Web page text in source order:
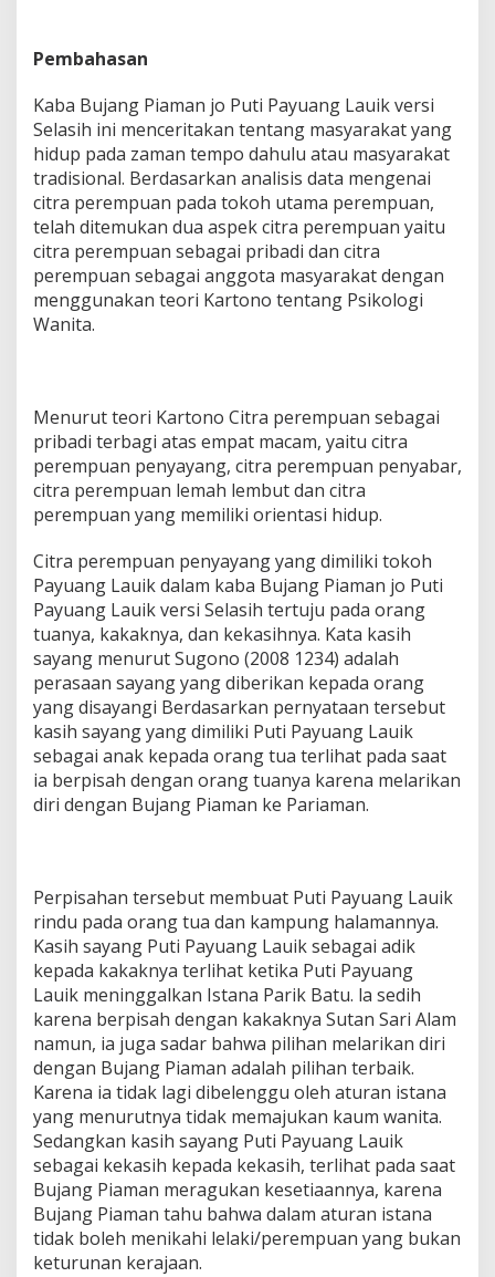
Pembahasan
Kaba Bujang Piaman jo Puti Payuang Lauik versi
Selasih ini menceritakan tentang masyarakat yang
hidup pada zaman tempo dahulu atau masyarakat
tradisional. Berdasarkan analisis data mengenai
citra perempuan pada tokoh utama perempuan,
telah ditemukan dua aspek citra perempuan yaitu
citra perempuan sebagai pribadi dan citra
perempuan sebagai anggota masyarakat dengan
menggunakan teori Kartono tentang Psikologi
Wanita.
Menurut teori Kartono Citra perempuan sebagai
pribadi terbagi atas empat macam, yaitu citra
perempuan penyayang, citra perempuan penyabar,
citra perempuan lemah lembut dan citra
perempuan yang memiliki orientasi hidup.
Citra perempuan penyayang yang dimiliki tokoh
Payuang Lauik dalam kaba Bujang Piaman jo Puti
Payuang Lauik versi Selasih tertuju pada orang
tuanya, kakaknya, dan kekasihnya. Kata kasih
sayang menurut Sugono (2008 1234) adalah
perasaan sayang yang diberikan kepada orang
yang disayangi Berdasarkan pernyataan tersebut
kasih sayang yang dimiliki Puti Payuang Lauik
sebagai anak kepada orang tua terlihat pada saat
ia berpisah dengan orang tuanya karena melarikan
diri dengan Bujang Piaman ke Pariaman.
Perpisahan tersebut membuat Puti Payuang Lauik
rindu pada orang tua dan kampung halamannya.
Kasih sayang Puti Payuang Lauik sebagai adik
kepada kakaknya terlihat ketika Puti Payuang
Lauik meninggalkan Istana Parik Batu. la sedih
karena berpisah dengan kakaknya Sutan Sari Alam
namun, ia juga sadar bahwa pilihan melarikan diri
dengan Bujang Piaman adalah pilihan terbaik.
Karena ia tidak lagi dibelenggu oleh aturan istana
yang menurutnya tidak memajukan kaum wanita.
Sedangkan kasih sayang Puti Payuang Lauik
sebagai kekasih kepada kekasih, terlihat pada saat
Bujang Piaman meragukan kesetiaannya, karena
Bujang Piaman tahu bahwa dalam aturan istana
tidak boleh menikahi lelaki/perempuan yang bukan
keturunan kerajaan.